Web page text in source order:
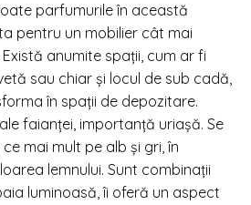
parfumurile în această
pentru un mobilier cât mai
anumite spații, cum ar fi
sau chiar și locul de sub cadă,
în spații de depozitare.
faianței, importanță uriașă. Se
mai mult pe alb și gri, în
lemnului. Sunt combinații
luminoasă, îi oferă un aspect